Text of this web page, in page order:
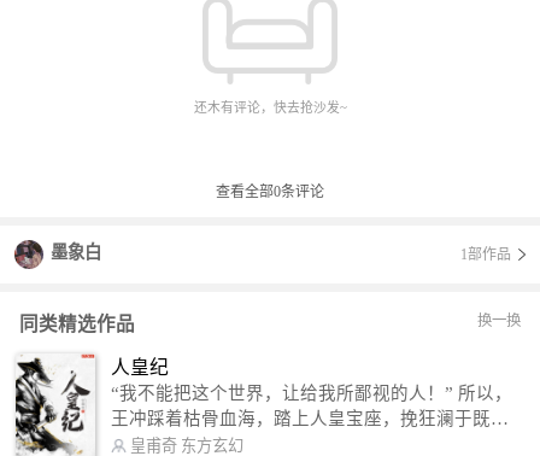
还木有评论，快去抢沙发~
查看全部0条评论
墨象白 1部作品
同类精选作品 换一换
人皇纪
“我不能把这个世界，让给我所鄙视的人！” 所以，
王冲踩着枯骨血海，踏上人皇宝座，挽狂澜于既
倒，扶大厦之将倾，成就了一段无上的传说！ 微信
皇甫奇 东方玄幻